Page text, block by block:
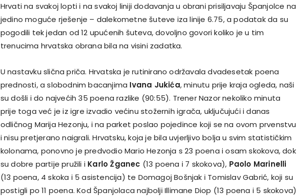
Hrvati na svakoj lopti i na svakoj liniji dodavanja u obrani prisiljavaju Španjolce na
jedino moguće rješenje – dalekometne šuteve iza linije 6.75, a podatak da su
pogodili tek jedan od 12 upućenih šuteva, dovoljno govori koliko je u tim
trenucima hrvatska obrana bila na visini zadatka.
U nastavku slična priča. Hrvatska je rutinirano održavala dvadesetak poena
prednosti, a slobodnim bacanjima Ivana Jukića, minutu prije kraja ogleda, naši
su došli i do najvećih 35 poena razlike (90:55). Trener Nazor nekoliko minuta
prije toga već je iz igre izvadio većinu stožernih igrača, uključujući i danas
odličnog Marija Hezonju, i na parket poslao pojedince koji se na ovom prvenstvu
i nisu pretjerano naigrali. Hrvatsku, koja je bila uvjerljivo bolja u svim statističkim
kolonama, ponovno je predvodio Mario Hezonja s 23 poena i osam skokova, dok
su dobre partije pružili i Karlo Žganec (13 poena i 7 skokova), Paolo Marinelli
(13 poena, 4 skoka i 5 asistencija) te Domagoj Bošnjak i Tomislav Gabrić, koji su
postigli po 11 poena. Kod Španjolaca najbolji Illimane Diop (13 poena i 5 skokova)